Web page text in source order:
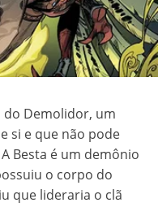
do Demolidor, um
si e que não pode
Besta é um demônio
o corpo do
que lideraria o clã